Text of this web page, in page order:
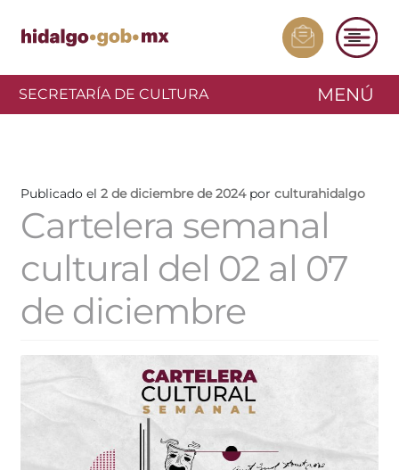
SECRETARÍA DE CULTURA MENÚ
Publicado el 2 de diciembre de 2024 por culturahidalgo
Cartelera semanal
cultural del 02 al 07
de diciembre